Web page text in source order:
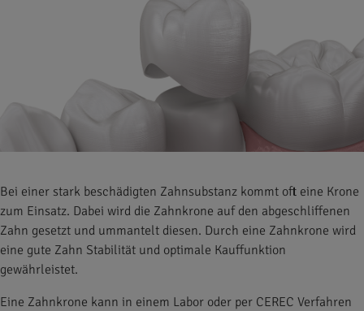
Bei einer stark beschädigten Zahnsubstanz kommt oft eine Krone
zum Einsatz. Dabei wird die Zahnkrone auf den abgeschliffenen
Zahn gesetzt und ummantelt diesen. Durch eine Zahnkrone wird
eine gute Zahn Stabilität und optimale Kauffunktion
gewährleistet.
Eine Zahnkrone kann in einem Labor oder per CEREC Verfahren